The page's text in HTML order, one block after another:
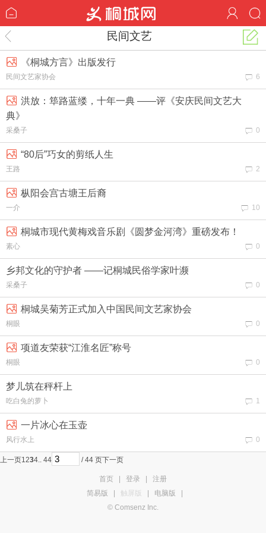
民间文艺
6
《桐城方言》出版发行
民间文艺家协会
0
洪放：筚路蓝缕，十年一典 ——评《安庆民间文艺大
典》
采桑子
2
“80后”巧女的剪纸人生
王路
10
枞阳会宫古塘王后裔
一介
0
桐城市现代黄梅戏音乐剧《圆梦金河湾》重磅发布！
素心
0
乡邦文化的守护者 ——记桐城民俗学家叶濒
采桑子
0
桐城吴菊芳正式加入中国民间文艺家协会
桐眼
0
项道友荣获“江淮名匠”称号
桐眼
1
梦儿筑在秤杆上
吃白兔的萝卜
0
一片冰心在玉壶
风行水上
上一页1234.. 44 / 44 页下一页
首页 登录
注册
简易版
触屏版 电脑版
© Comsenz Inc.